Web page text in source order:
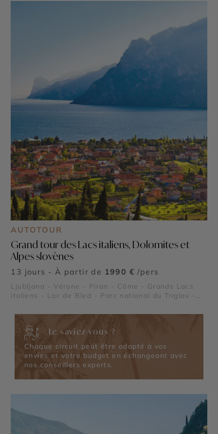
AUTOTOUR
Grand tour des Lacs italiens, Dolomites et
Alpes slovènes
13 jours - À partir de 1990 € /pers
Ljubljana - Vérone - Piran - Côme - Grands Lacs
italiens - Lac de Bled - Parc national du Triglav -
Le saviez-vous ?
Chaque circuit peut être adapté à vos
envies et votre budget en échangeant avec
nos conseillers experts.